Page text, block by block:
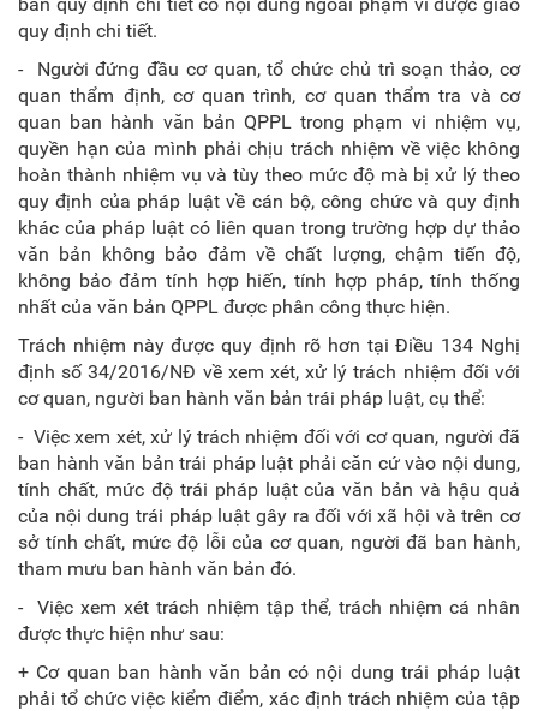
quy định chi tiết.
- Người đứng đầu cơ quan, tổ chức chủ trì soạn thảo, cơ
quan thẩm định, cơ quan trình, cơ quan thẩm tra và cơ
quan ban hành văn bản QPPL trong phạm vi nhiệm vụ,
quyền hạn của mình phải chịu trách nhiệm về việc không
hoàn thành nhiệm vụ và tùy theo mức độ mà bị xử lý theo
quy định của pháp luật về cán bộ, công chức và quy định
khác của pháp luật có liên quan trong trường hợp dự thảo
văn bản không bảo đảm về chất lượng, chậm tiến độ,
không bảo đảm tính hợp hiến, tính hợp pháp, tính thống
nhất của văn bản QPPL được phân công thực hiện.
Trách nhiệm này được quy định rõ hơn tại Điều 134 Nghị
định số 34/2016/NĐ về xem xét, xử lý trách nhiệm đối với
cơ quan, người ban hành văn bản trái pháp luật, cụ thể:
- Việc xem xét, xử lý trách nhiệm đối với cơ quan, người đã
ban hành văn bản trái pháp luật phải căn cứ vào nội dung,
tính chất, mức độ trái pháp luật của văn bản và hậu quả
của nội dung trái pháp luật gây ra đối với xã hội và trên cơ
sở tính chất, mức độ lỗi của cơ quan, người đã ban hành,
tham mưu ban hành văn bản đó.
- Việc xem xét trách nhiệm tập thể, trách nhiệm cá nhân
được thực hiện như sau:
+ Cơ quan ban hành văn bản có nội dung trái pháp luật
phải tổ chức việc kiểm điểm, xác định trách nhiệm của tập